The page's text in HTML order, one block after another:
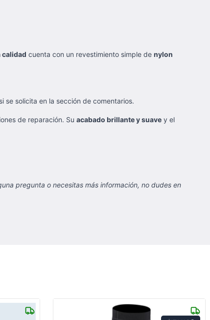
calidad cuenta con un revestimiento simple de nylon
se solicita en la sección de comentarios.
de reparación. Su acabado brillante y suave y el
pregunta o necesitas más información, no dudes en